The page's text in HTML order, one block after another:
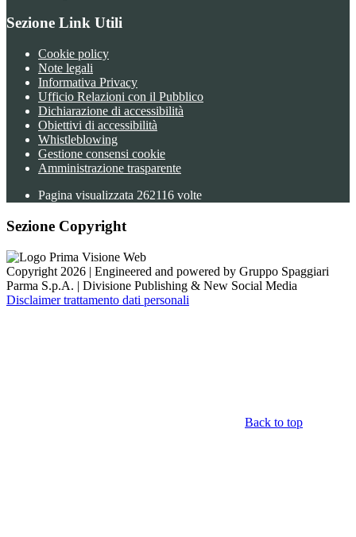
Sezione Link Utili
Cookie policy
Note legali
Informativa Privacy
Ufficio Relazioni con il Pubblico
Dichiarazione di accessibilità
Obiettivi di accessibilità
Whistleblowing
Gestione consensi cookie
Amministrazione trasparente
Pagina visualizzata 262116 volte
Sezione Copyright
Copyright 2026 | Engineered and powered by Gruppo Spaggiari
Parma S.p.A. | Divisione Publishing & New Social Media
Disclaimer trattamento dati personali
Back to top